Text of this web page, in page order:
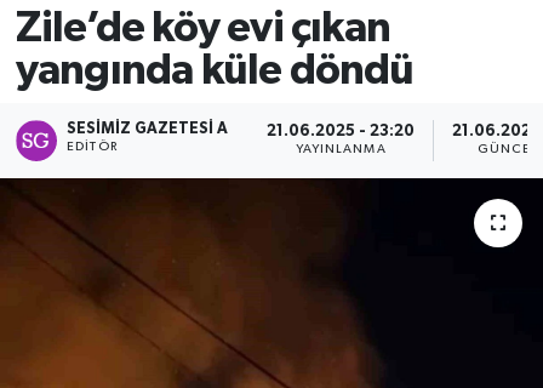
Zile’de köy evi çıkan
yangında küle döndü
SESIMIZ GAZETESI A
EDITÖR
21.06.2025 - 23:20
YAYINLANMA
Ekonomi
Genel
Gündem
Politika
Namaz Vakitleri
Trafik Durumu
Süper Lig Puan Durumu ve Fikstür
Son Dakika Haberleri